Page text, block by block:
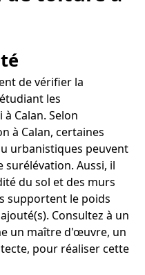
de vérifier la
les
Calan. Selon
à Calan, certaines
urbanistiques peuvent
Aussi, il
du sol et des murs
supportent le poids
Consultez à un
un maître d'œuvre, un
pour réaliser cette